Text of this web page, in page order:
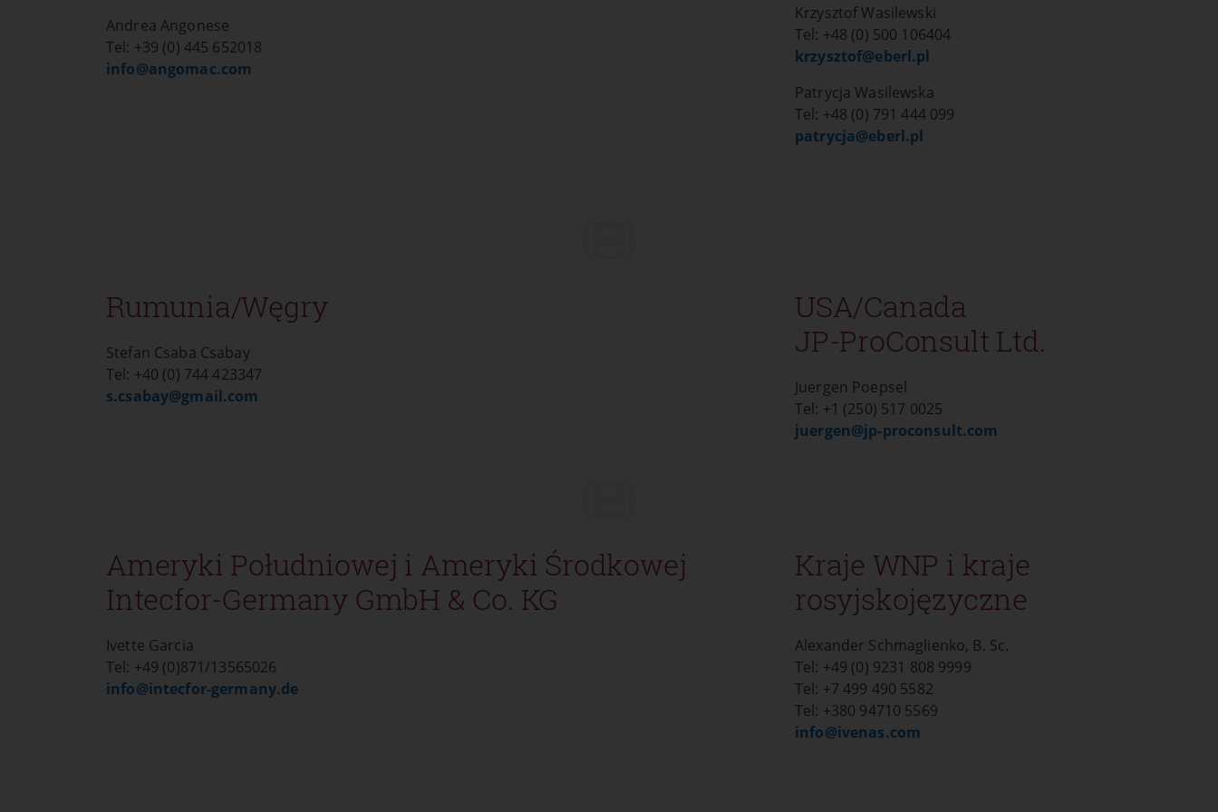
Andrea Angonese
Tel: +39 (0) 445 652018
info@angomac.com
Krzysztof Wasilewski
Tel: +48 (0) 500 106404
krzysztof@eberl.pl
Patrycja Wasilewska
Tel: +48 (0) 791 444 099
patrycja@eberl.pl
Rumunia/Węgry
Stefan Csaba Csabay
Tel: +40 (0) 744 423347
s.csabay@gmail.com
USA/Canada
JP-ProConsult Ltd.
Juergen Poepsel
Tel: +1 (250) 517 0025
juergen@jp-proconsult.com
Ameryki Południowej i Ameryki Środkowej
Intecfor-Germany GmbH & Co. KG
Ivette Garcia
Tel: +49 (0)871/13565026
info@intecfor-germany.de
Kraje WNP i kraje
rosyjskojęzyczne
Alexander Schmaglienko, B. Sc.
Tel: +49 (0) 9231 808 9999
Tel: +7 499 490 5582
Tel: +380 94710 5569
info@ivenas.com
Przechowuje pliki cookie i ustawienia śledzenia
przez okres jednego roku.